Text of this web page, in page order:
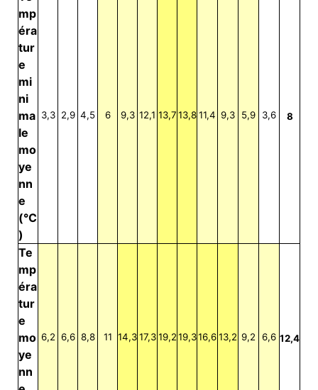
mp
éra
tur
e
mi
ni
ma
le
mo
ye
nn
e
(°C
)
3,3 2,9 4,5 6 9,3 12,1 13,713,8 11,4 9,3 5,9 3,6 8
Te
mp
éra
tur
e
mo
ye
nn
6,2 6,6 8,8 11 14,317,3 19,219,316,613,2 9,2 6,6 12,4